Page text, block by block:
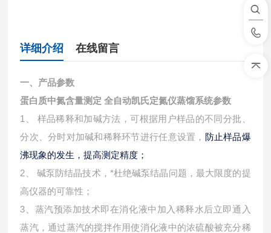
详细介绍 在线留言
一、产品参数
蛋白质中氮含量测定 全自动凯氏定氮仪蒸馏系统参数
1、 样品稀释和加碱方法，可根据用户样品的不同分批、
分次、分时对加碱和稀释环节进行任意设置， 防止样品爆
沸现象的发生，提高测定精度；
2、 碱泵防结晶技术，*杜绝碱泵结晶问题，最大限度的提
高仪器的可靠性；
3、蒸汽预添加技术即在消化液中加入稀释水后立即通入
蒸汽，通过蒸汽的搅拌作用使消化液中的浓硫酸被充分稀